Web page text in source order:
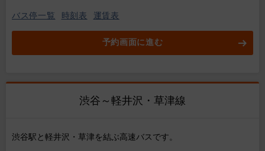
バス停一覧 時刻表 運賃表
予約画面に進む
渋谷～軽井沢・草津線
渋谷駅と軽井沢・草津を結ぶ高速バスです。